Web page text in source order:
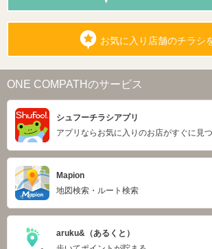
お気に入り店舗のチラシ
ONE COMPATHのサービス
シュフーチラシアプリ
アプリならお気に入りのお店がすぐに見つ
Mapion
地図検索・ルート検索
aruku&（あるくと）